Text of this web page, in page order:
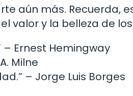
aún más. Recuerda,
valor y la belleza de
Ernest Hemingway
Milne
– Jorge Luis Borges